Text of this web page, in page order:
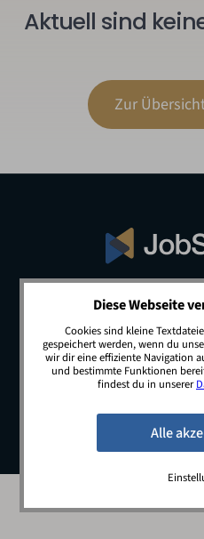
Aktuell sind
Zur
© 2026 JobSwop.io
Blog Jobs
Preise
Diese Webseite
Cookies sind kleine
gespeichert werden, wenn du
wir dir eine effiziente Navigation
und bestimmte Funktionen
findest du in unserer